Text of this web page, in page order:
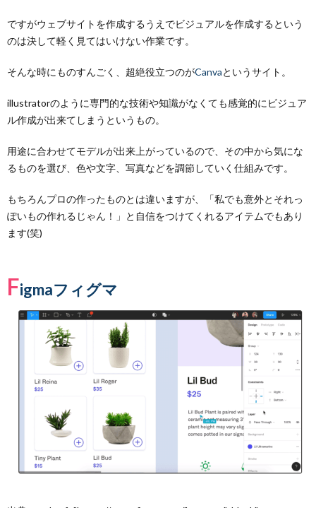
ですがウェブサイトを作成するうえでビジュアルを作成するという
のは決して軽く見てはいけない作業です。
そんな時にものすんごく、超絶役立つのがCanvaというサイト。
illustratorのように専門的な技術や知識がなくても感覚的にビジュア
ル作成が出来てしまうというもの。
用途に合わせてモデルが出来上がっているので、その中から気にな
るものを選び、色や文字、写真などを調節していく仕組みです。
もちろんプロの作ったものとは違いますが、「私でも意外とそれっ
ぽいもの作れるじゃん！」と自信をつけてくれるアイテムでもあり
ます(笑)
Figmaフィグマ